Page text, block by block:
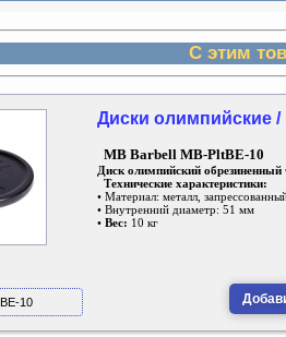
С этим
Диски олимпийские /
MB Barbell MB-PltBE-10
Диск олимпийский
Технические характеристики:
• Материал: металл,
• Внутренний диаметр: 51 мм
• Вес: 10 кг
10